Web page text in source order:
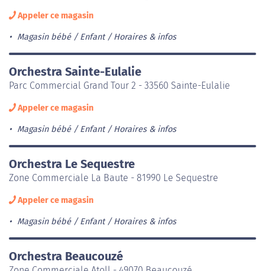
Appeler ce magasin
Magasin bébé / Enfant Horaires & infos
Orchestra Sainte-Eulalie
Parc Commercial Grand Tour 2 - 33560 Sainte-Eulalie
Appeler ce magasin
Magasin bébé / Enfant Horaires & infos
Orchestra Le Sequestre
Zone Commerciale La Baute - 81990 Le Sequestre
Appeler ce magasin
Magasin bébé / Enfant Horaires & infos
Orchestra Beaucouzé